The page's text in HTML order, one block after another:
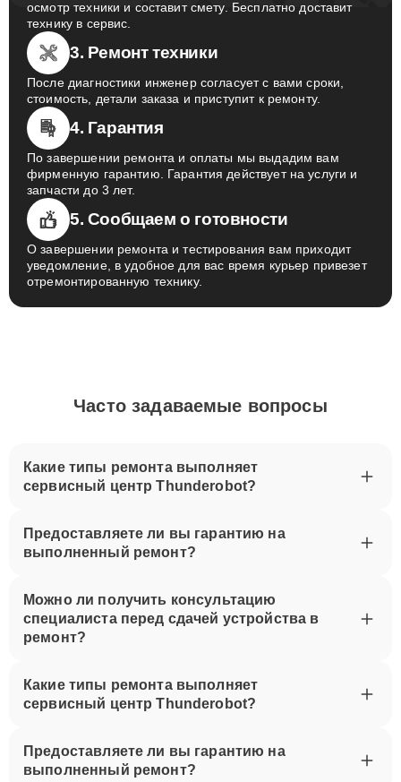
осмотр техники и составит смету. Бесплатно доставит
технику в сервис.
3. Ремонт техники
После диагностики инженер согласует с вами сроки,
стоимость, детали заказа и приступит к ремонту.
4. Гарантия
По завершении ремонта и оплаты мы выдадим вам
фирменную гарантию. Гарантия действует на услуги и
запчасти до 3 лет.
5. Сообщаем о готовности
О завершении ремонта и тестирования вам приходит
уведомление, в удобное для вас время курьер привезет
отремонтированную технику.
Часто задаваемые вопросы
Какие типы ремонта выполняет
сервисный центр Thunderobot?
Предоставляете ли вы гарантию на
выполненный ремонт?
Можно ли получить консультацию
специалиста перед сдачей устройства в
ремонт?
Какие типы ремонта выполняет
сервисный центр Thunderobot?
Предоставляете ли вы гарантию на
выполненный ремонт?